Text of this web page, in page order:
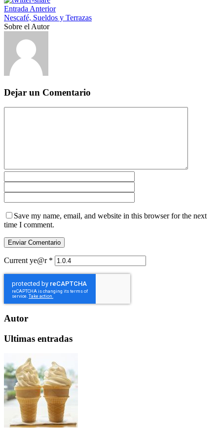
Entrada Anterior
Nescafé, Sueldos y Terrazas
Sobre el Autor
Dejar un Comentario
Save my name, email, and website in this browser for the next
time I comment.
Current ye@r *
Autor
Ultimas entradas